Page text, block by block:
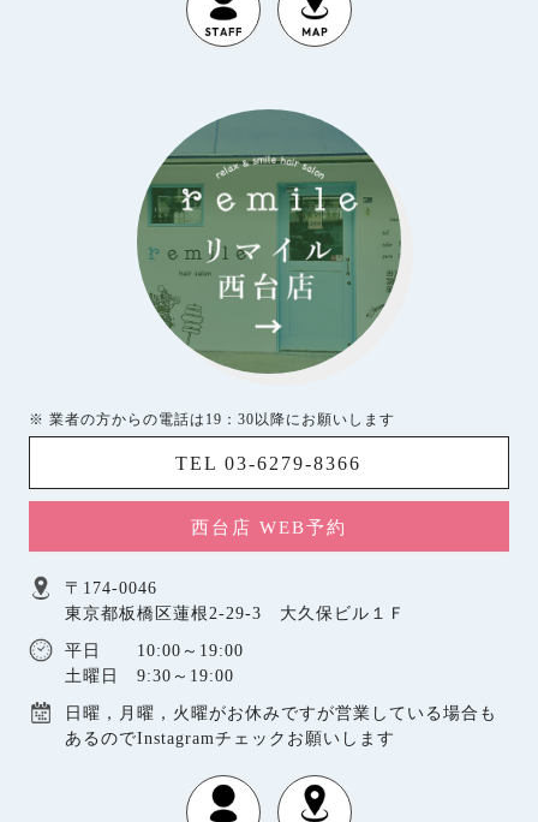
※ 業者の方からの電話は19：30以降にお願いします
TEL 03-6279-8366
西台店 WEB予約
〒174-0046
東京都板橋区蓮根2-29-3 大久保ビル１Ｆ
平日 10:00～19:00
土曜日 9:30～19:00
日曜，月曜，火曜がお休みですが営業している場合も
あるのでInstagramチェックお願いします